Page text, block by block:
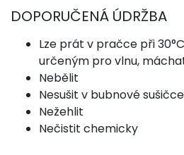
DOPORUČENÁ ÚDRŽBA
Lze prát v pračce při
určeným pro vlnu,
Nebělit
Nesušit v bubnové sušičce
Nežehlit
Nečistit chemicky